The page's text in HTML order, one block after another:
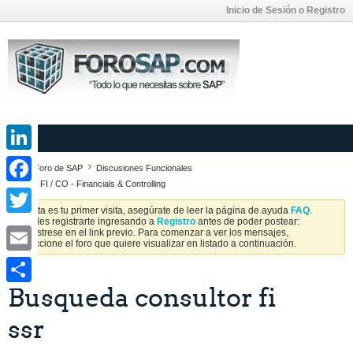
Inicio de Sesión o Registro
Foro de SAP
Discusiones Funcionales
SAP FI / CO - Financials & Controlling
Si esta es tu primer visita, asegúrate de leer la página de ayuda FAQ.
Puedes registrarte ingresando a Registro antes de poder postear:
Regístrese en el link previo. Para comenzar a ver los mensajes,
seleccione el foro que quiere visualizar en listado a continuación.
Busqueda consultor fi
ssr
LinkedIn
Facebook
Twitter
Email
Share